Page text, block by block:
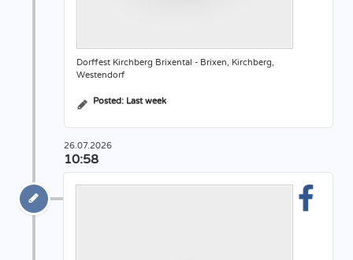
Dorffest Kirchberg Brixental - Brixen, Kirchberg,
Westendorf
Posted: Last week
26.07.2026
10:58